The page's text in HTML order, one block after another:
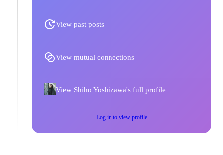
View past posts
View mutual connections
View Shiho Yoshizawa's full profile
Log in to view profile